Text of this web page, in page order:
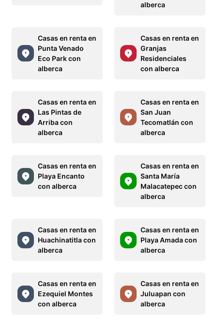
alberca
Casas en renta en
Punta Venado
Eco Park con
alberca
Casas en renta en
Granjas
Residenciales
con alberca
Casas en renta en
Las Pintas de
Arriba con
alberca
Casas en renta en
San Juan
Tecomatlán con
alberca
Casas en renta en
Playa Encanto
con alberca
Casas en renta en
Santa María
Malacatepec con
alberca
Casas en renta en
Huachinatitla con
alberca
Casas en renta en
Playa Amada con
alberca
Casas en renta en
Ezequiel Montes
con alberca
Casas en renta en
Juluapan con
alberca